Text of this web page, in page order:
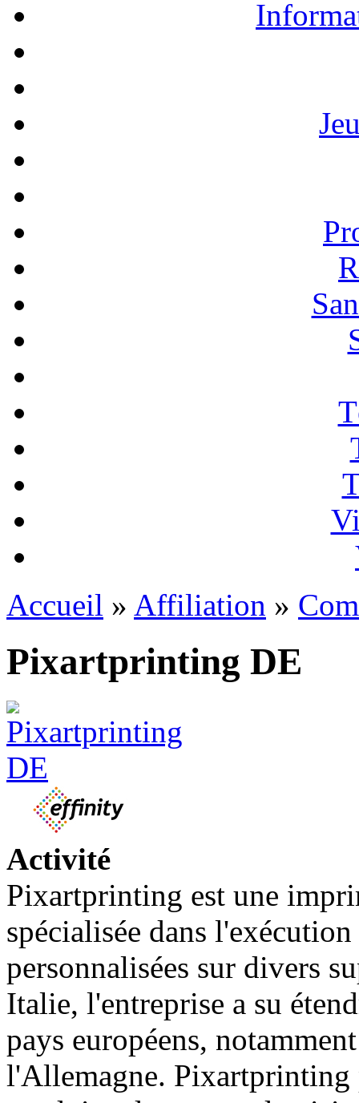
Accueil » Affiliation »
Pixartprinting DE
Activité
Pixartprinting est une
spécialisée dans
personnalisées sur divers
Italie, l'entreprise a su
pays européens,
l'Allemagne. Pixartprinting